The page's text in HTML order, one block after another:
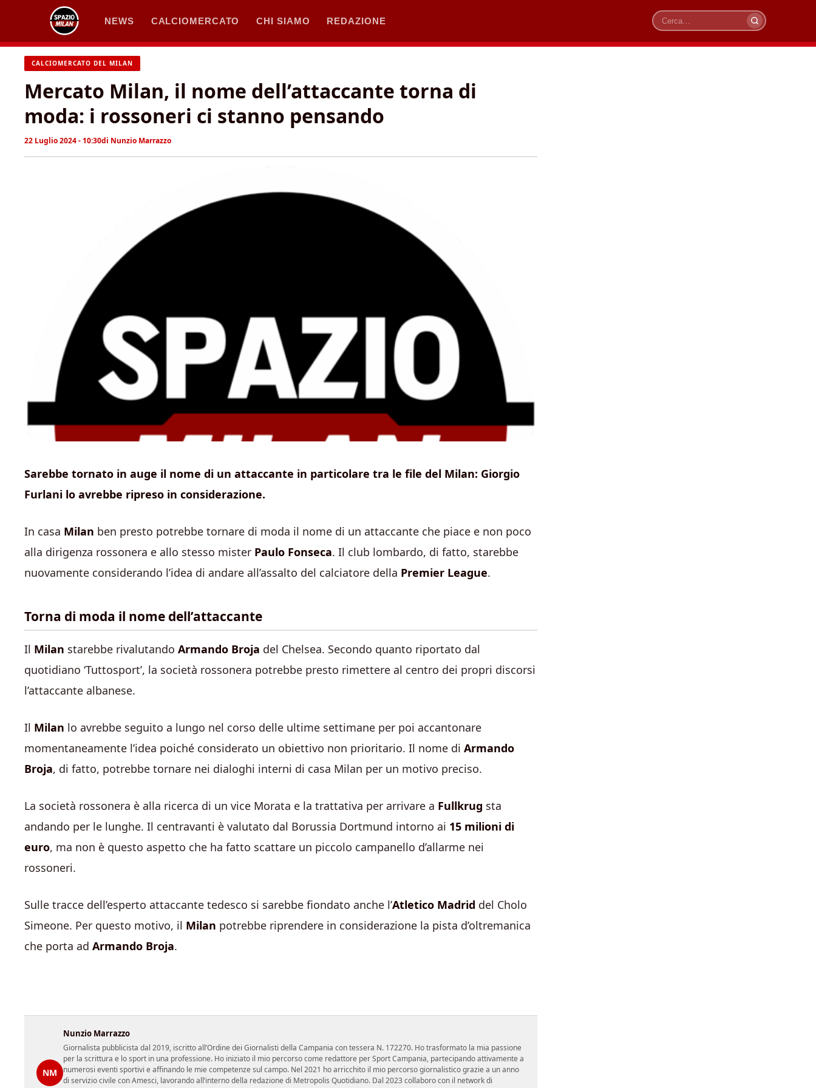
contenuto
NEWS CALCIOMERCATO CHI SIAMO REDAZIONE
Cerca
CALCIOMERCATO DEL MILAN
Mercato Milan, il nome dell’attaccante torna di
moda: i rossoneri ci stanno pensando
22 Luglio 2024 - 10:30di Nunzio Marrazzo
Sarebbe tornato in auge il nome di un attaccante in particolare tra le file del Milan: Giorgio
Furlani lo avrebbe ripreso in considerazione.
In casa Milan ben presto potrebbe tornare di moda il nome di un attaccante che piace e non poco
alla dirigenza rossonera e allo stesso mister Paulo Fonseca. Il club lombardo, di fatto, starebbe
nuovamente considerando l’idea di andare all’assalto del calciatore della Premier League.
Torna di moda il nome dell’attaccante
Il Milan starebbe rivalutando Armando Broja del Chelsea. Secondo quanto riportato dal
quotidiano ‘Tuttosport’, la società rossonera potrebbe presto rimettere al centro dei propri discorsi
l’attaccante albanese.
Il Milan lo avrebbe seguito a lungo nel corso delle ultime settimane per poi accantonare
momentaneamente l’idea poiché considerato un obiettivo non prioritario. Il nome di Armando
Broja, di fatto, potrebbe tornare nei dialoghi interni di casa Milan per un motivo preciso.
La società rossonera è alla ricerca di un vice Morata e la trattativa per arrivare a Fullkrug sta
andando per le lunghe. Il centravanti è valutato dal Borussia Dortmund intorno ai 15 milioni di
euro, ma non è questo aspetto che ha fatto scattare un piccolo campanello d’allarme nei
rossoneri.
Sulle tracce dell’esperto attaccante tedesco si sarebbe fiondato anche l’Atletico Madrid del Cholo
Simeone. Per questo motivo, il Milan potrebbe riprendere in considerazione la pista d’oltremanica
che porta ad Armando Broja.
NM
Nunzio Marrazzo
Giornalista pubblicista dal 2019, iscritto all’Ordine dei Giornalisti della Campania con tessera N. 172270. Ho trasformato la mia passione
per la scrittura e lo sport in una professione. Ho iniziato il mio percorso come redattore per Sport Campania, partecipando attivamente a
numerosi eventi sportivi e affinando le mie competenze sul campo. Nel 2021 ho arricchito il mio percorso giornalistico grazie a un anno
di servizio civile con Amesci, lavorando all’interno della redazione di Metropolis Quotidiano. Dal 2023 collaboro con il network di